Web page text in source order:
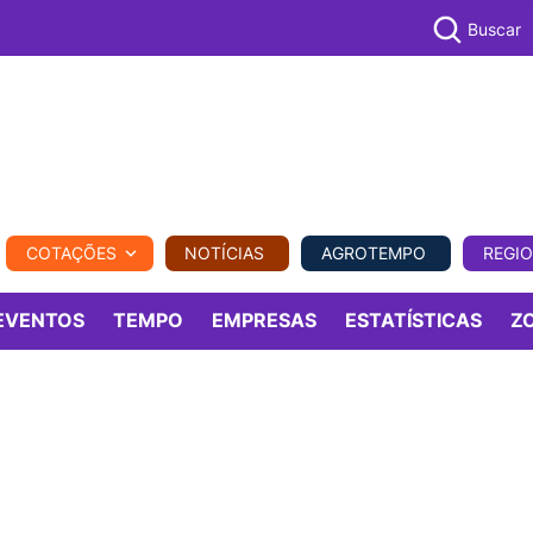
REGIONAL COMERCIAL AGROVIAGENS
Buscar
COTAÇÕES NOTÍCIAS AGROTEMPO
TEMPO EMPRESAS ESTATÍSTICAS